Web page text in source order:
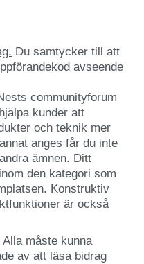
Du samtycker till att
avseende
communityforum
kunder att
och teknik mer
anges får du inte
ämnen. Ditt
den kategori som
Konstruktiv
är också
Alla måste kunna
av att läsa bidrag